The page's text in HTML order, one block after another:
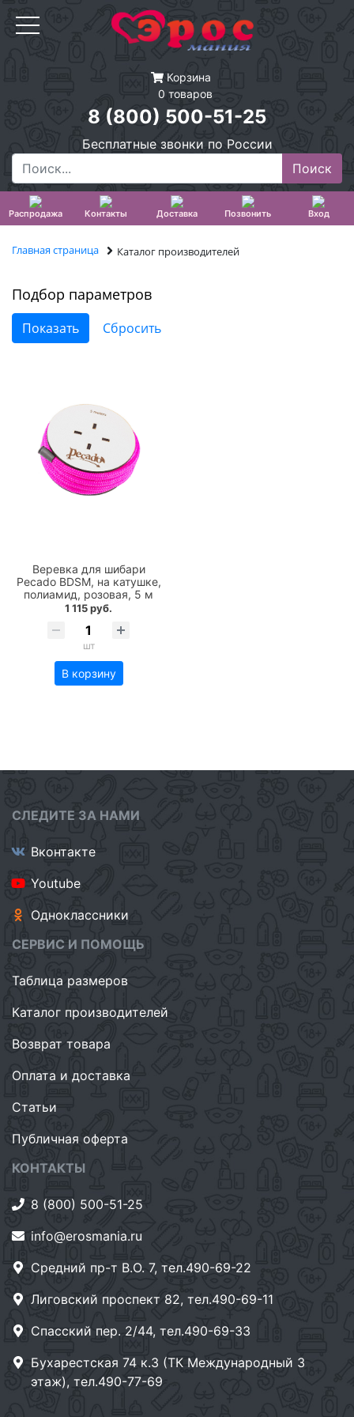
Корзина
0 товаров
8 (800) 500-51-25
Бесплатные звонки по России
Распродажа Контакты Доставка Позвонить Вход
Главная страница Каталог производителей
Подбор параметров
Веревка для шибари
Pecado BDSM, на катушке,
полиамид, розовая, 5 м
1 115 руб.
шт
В корзину
СЛЕДИТЕ ЗА НАМИ
Вконтакте
Youtube
Одноклассники
СЕРВИС И ПОМОЩЬ
Таблица размеров
Каталог производителей
Возврат товара
Оплата и доставка
Статьи
Публичная оферта
КОНТАКТЫ
8 (800) 500-51-25
info@erosmania.ru
Средний пр-т В.О. 7, тел.490-69-22
Лиговский проспект 82, тел.490-69-11
Спасский пер. 2/44, тел.490-69-33
Бухарестская 74 к.3 (ТК Международный 3
этаж), тел.490-77-69